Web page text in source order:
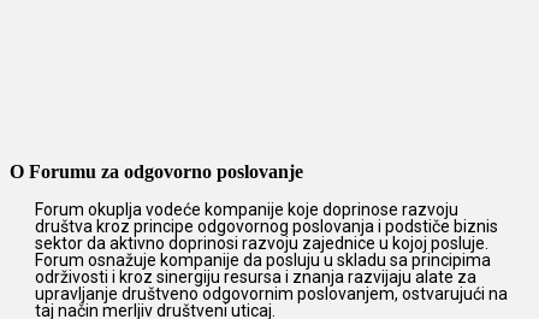
O Forumu za odgovorno poslovanje
Forum okuplja vodeće kompanije koje doprinose razvoju
društva kroz principe odgovornog poslovanja i podstiče biznis
sektor da aktivno doprinosi razvoju zajednice u kojoj posluje.
Forum osnažuje kompanije da posluju u skladu sa principima
održivosti i kroz sinergiju resursa i znanja razvijaju alate za
upravljanje društveno odgovornim poslovanjem, ostvarujući na
taj način merljiv društveni uticaj.